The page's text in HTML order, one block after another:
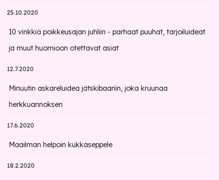
25.10.2020
10 vinkkiä poikkeusajan juhliin - parhaat puuhat, tarjoiluideat
ja muut huomioon otettavat asiat
12.7.2020
Minuutin askareluidea jätskibaariin, joka kruunaa
herkkuannoksen
17.6.2020
Maailman helpoin kukkaseppele
18.2.2020